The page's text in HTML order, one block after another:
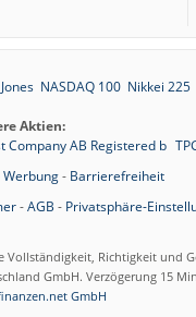
NASDAQ 100 Nikkei 225
Aktien:
Company AB Registered b
Werbung- Barrierefreiheit
-AGB - Privatsphäre-
Richtigkeit und
GmbH. Verzögerung 15
GmbH